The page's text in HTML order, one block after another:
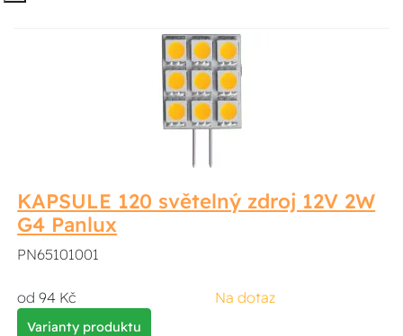
KAPSULE 120 světelný zdroj 12V 2W
G4 Panlux
PN65101001
od 94 Kč Na dotaz
Varianty produktu